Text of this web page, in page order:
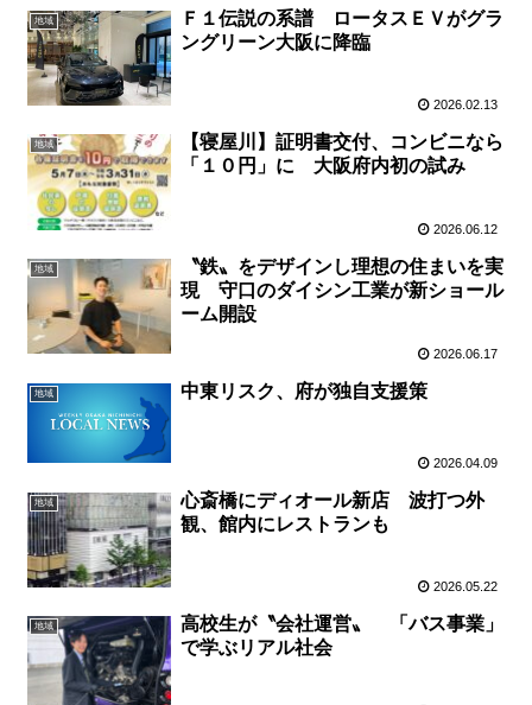
地域
Ｆ１伝説の系譜 ロータスＥＶがグラ
ングリーン大阪に降臨
2026.02.13
地域
【寝屋川】証明書交付、コンビニなら
「１０円」に 大阪府内初の試み
2026.06.12
地域
〝鉄〟をデザインし理想の住まいを実
現 守口のダイシン工業が新ショール
ーム開設
2026.06.17
地域 中東リスク、府が独自支援策
2026.04.09
地域
心斎橋にディオール新店 波打つ外
観、館内にレストランも
2026.05.22
地域
高校生が〝会社運営〟 「バス事業」
で学ぶリアル社会